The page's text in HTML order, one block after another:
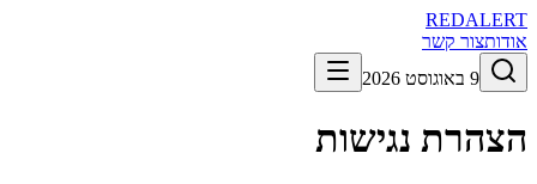
REDALERT
אודותצור קשר
9 באוגוסט 2026
הצהרת נגישות